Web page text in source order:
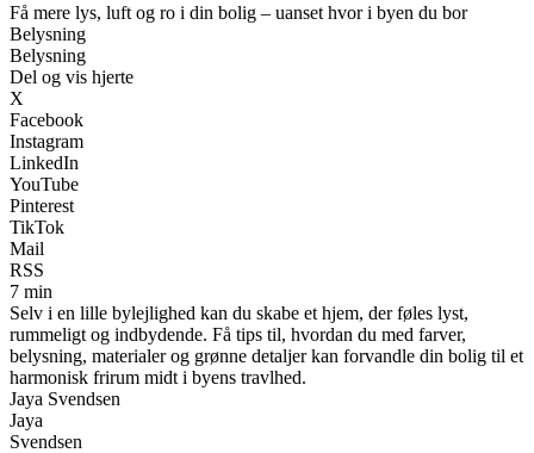
Få mere lys, luft og ro i din bolig – uanset hvor i byen du bor
Belysning
Belysning
Del og vis hjerte
X
Facebook
Instagram
LinkedIn
YouTube
Pinterest
TikTok
Mail
RSS
7 min
Selv i en lille bylejlighed kan du skabe et hjem, der føles lyst,
rummeligt og indbydende. Få tips til, hvordan du med farver,
belysning, materialer og grønne detaljer kan forvandle din bolig til et
harmonisk frirum midt i byens travlhed.
Jaya Svendsen
Jaya
Svendsen